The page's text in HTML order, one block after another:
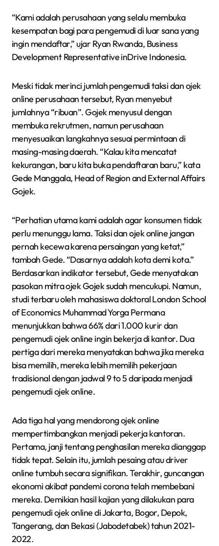
“Kami adalah perusahaan yang selalu membuka
kesempatan bagi para pengemudi di luar sana yang
ingin mendaftar,” ujar Ryan Rwanda, Business
Development Representative inDrive Indonesia.
Meski tidak merinci jumlah pengemudi taksi dan ojek
online perusahaan tersebut, Ryan menyebut
jumlahnya “ribuan”. Gojek menyusul dengan
membuka rekrutmen, namun perusahaan
menyesuaikan langkahnya sesuai permintaan di
masing-masing daerah. “Kalau kita mencatat
kekurangan, baru kita buka pendaftaran baru,” kata
Gede Manggala, Head of Region and External Affairs
Gojek.
“Perhatian utama kami adalah agar konsumen tidak
perlu menunggu lama. Taksi dan ojek online jangan
pernah kecewa karena persaingan yang ketat,”
tambah Gede. “Dasarnya adalah kota demi kota.”
Berdasarkan indikator tersebut, Gede menyatakan
pasokan mitra ojek Gojek sudah mencukupi. Namun,
studi terbaru oleh mahasiswa doktoral London School
of Economics Muhammad Yorga Permana
menunjukkan bahwa 66% dari 1.000 kurir dan
pengemudi ojek online ingin bekerja di kantor. Dua
pertiga dari mereka menyatakan bahwa jika mereka
bisa memilih, mereka lebih memilih pekerjaan
tradisional dengan jadwal 9 to 5 daripada menjadi
pengemudi ojek online.
Ada tiga hal yang mendorong ojek online
mempertimbangkan menjadi pekerja kantoran.
Pertama, janji tentang penghasilan mereka dianggap
tidak tepat. Selain itu, jumlah pesaing atau driver
online tumbuh secara signifikan. Terakhir, guncangan
ekonomi akibat pandemi corona telah membebani
mereka. Demikian hasil kajian yang dilakukan para
pengemudi ojek online di Jakarta, Bogor, Depok,
Tangerang, dan Bekasi (Jabodetabek) tahun 2021-
2022.